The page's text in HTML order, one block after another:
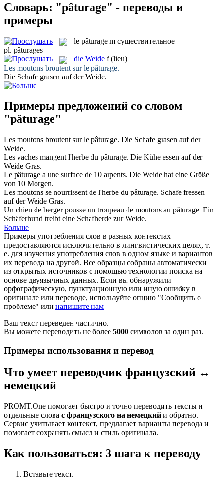
Словарь: "pâturage" - переводы и
примеры
le pâturage m существительное
pl. pâturages
die Weide f (lieu)
Les moutons broutent sur le pâturage.
Die Schafe grasen auf derWeide.
Примеры предложений со словом
"pâturage"
Les moutons broutent sur le pâturage. Die Schafe grasen auf der
Weide.
Les vaches mangent l'herbe du pâturage. Die Kühe essen auf der
Weide Gras.
Le pâturage a une surface de 10 arpents. Die Weide hat eine Größe
von 10 Morgen.
Les moutons se nourrissent de l'herbe du pâturage. Schafe fressen
auf derWeide Gras.
Un chien de berger pousse un troupeau de moutons au pâturage. Ein
Schäferhund treibt eine Schafherde zurWeide.
Больше
Примеры употребления слов в разных контекстах
предоставляются исключительно в лингвистических целях, т.
е. для изучения употребления слов в одном языке и вариантов
их перевода на другой. Все образцы собраны автоматически
из открытых источников с помощью технологии поиска на
основе двуязычных данных. Если вы обнаружили
орфографическую, пунктуационную или иную ошибку в
оригинале или переводе, используйте опцию "Сообщить о
проблеме" или напишите нам
Ваш текст переведен частично.
Вы можете переводить не более 5000 символов за один раз.
Примеры использования и перевод
Что умеет переводчик французский ↔
немецкий
PROMT.One помогает быстро и точно переводить тексты и
отдельные слова с французского на немецкий и обратно.
Сервис учитывает контекст, предлагает варианты перевода и
помогает сохранять смысл и стиль оригинала.
Как пользоваться: 3 шага к переводу
Вставьте текст.